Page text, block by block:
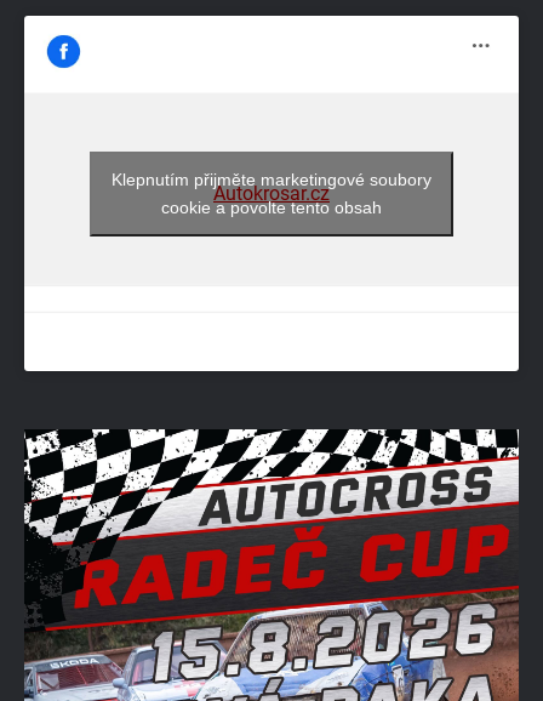
Autokrosar.cz
Klepnutím přijměte marketingové soubory
cookie a povolte tento obsah